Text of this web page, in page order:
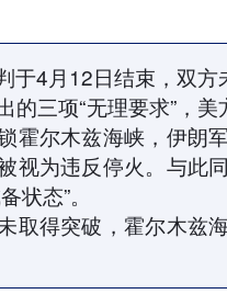
于4月12日结束，双方
三项“无理要求”，美
霍尔木兹海峡，伊朗
视为违反停火。与此
状态”。
取得突破，霍尔木兹